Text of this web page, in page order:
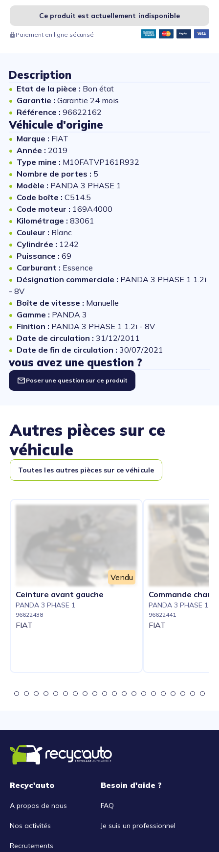
Ce produit est actuellement indisponible
Paiement en ligne sécurisé
Description
Etat de la pièce : Bon état
Garantie : Garantie 24 mois
Référence : 96622162
Véhicule d'origine
Marque : FIAT
Année : 2019
Type mine : M10FATVP161R932
Nombre de portes : 5
Modèle : PANDA 3 PHASE 1
Code boîte : C514.5
Code moteur : 169A4000
Kilométrage : 83061
Couleur : Blanc
Cylindrée : 1242
Puissance : 69
Carburant : Essence
Désignation commerciale : PANDA 3 PHASE 1 1.2i
- 8V
Boîte de vitesse : Manuelle
Gamme : PANDA 3
Finition : PANDA 3 PHASE 1 1.2i - 8V
Date de circulation : 31/12/2011
Date de fin de circulation : 30/07/2021
vous avez une question ?
Poser une question sur ce produit
Autres pièces sur ce
véhicule
Toutes les autres pièces sur ce véhicule
Vendu
Ceinture avant gauche
PANDA 3 PHASE 1
96622438
FIAT
Commande
PANDA 3 PHASE 1
96622441
FIAT
Recyc'auto
A propos de nous
Nos activités
Recrutements
Besoin d'aide ?
FAQ
Je suis un professionnel